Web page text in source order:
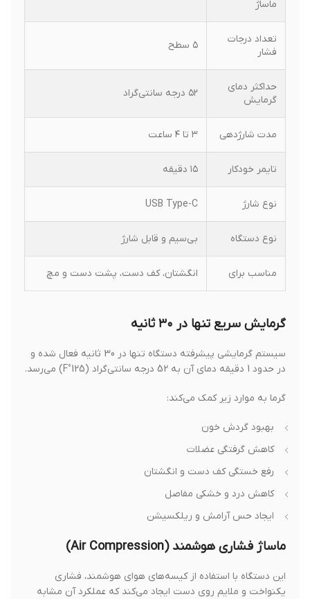
ماساژ
تعداد درجات
حداکثر دمای
گرمایش
مدت شارژدهی
تایمر خودکار
نوع شارژ USB Type-C
نوع دستگاه بی‌سیم و قابل شارژ
مناسب برای انگشتان، کف دست، پشت دست و مچ
گرمایش سریع تنها در ۳۰ ثانیه
سیستم گرمایشی پیشرفته دستگاه تنها در 30 ثانیه فعال شده و
در حدود 1 دقیقه دمای آن به 52 درجه سانتی‌گراد (125°F) می‌رسد.
گرما به موارد زیر کمک می‌کند:
بهبود گردش خون
کاهش گرفتگی عضلات
رفع خستگی کف دست و انگشتان
کاهش درد و خشکی مفاصل
ایجاد حس آرامش و ریلکسیشن
ماساژ فشاری هوشمند (Air Compression)
این دستگاه با استفاده از کیسه‌های هوای هوشمند، فشاری
یکنواخت و ملایم روی دست ایجاد می‌کند که عملکرد آن مشابه